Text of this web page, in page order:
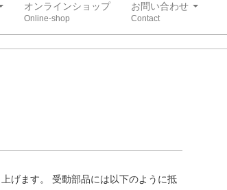
オンラインショップ お問い合わせ
げます。 受動部品には以下のように抵